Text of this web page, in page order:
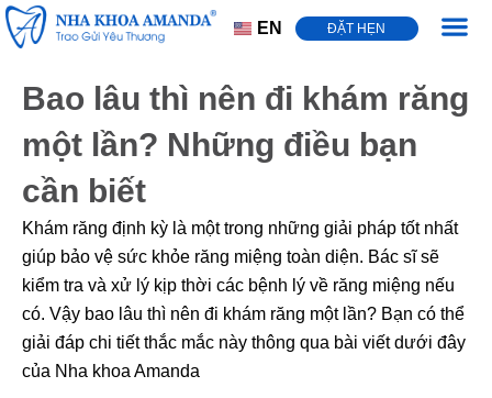
EN ĐẶT HẸN
Bao lâu thì nên đi khám răng
một lần? Những điều bạn
cần biết
Khám răng định kỳ là một trong những giải pháp tốt nhất
giúp bảo vệ sức khỏe răng miệng toàn diện. Bác sĩ sẽ
kiểm tra và xử lý kịp thời các bệnh lý về răng miệng nếu
có. Vậy bao lâu thì nên đi khám răng một lần? Bạn có thể
giải đáp chi tiết thắc mắc này thông qua bài viết dưới đây
của Nha khoa Amanda